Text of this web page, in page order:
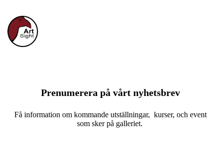
Prenumerera på vårt nyhetsbrev
Få information om kommande utställningar, kurser, och event
som sker på galleriet.